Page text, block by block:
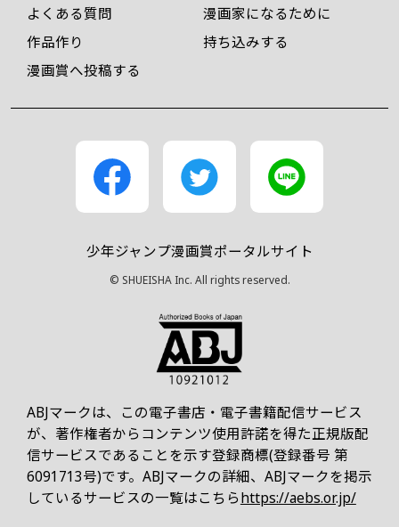
よくある質問
漫画家になるために
作品作り
持ち込みする
漫画賞へ投稿する
少年ジャンプ漫画賞ポータルサイト
© SHUEISHA Inc. All rights reserved.
ABJマークは、この電子書店・電子書籍配信サービス
が、著作権者からコンテンツ使用許諾を得た正規版配
信サービスであることを示す登録商標(登録番号 第
6091713号)です。ABJマークの詳細、ABJマークを掲示
しているサービスの一覧はこちらhttps://aebs.or.jp/